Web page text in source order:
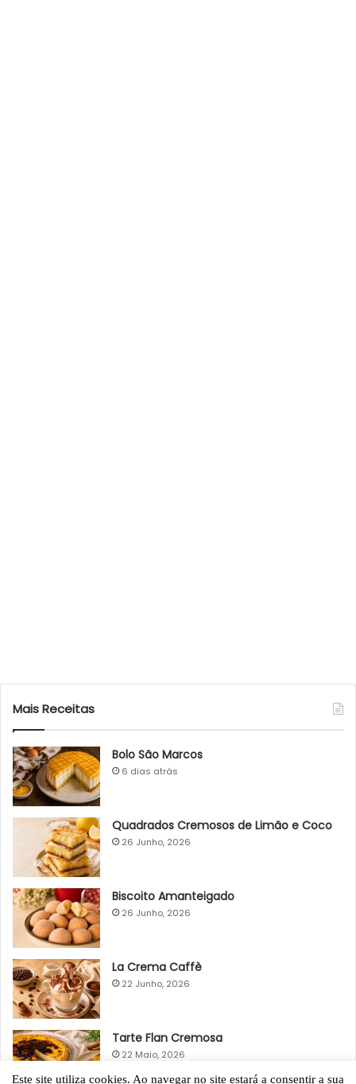
Mais Receitas
Bolo São Marcos
6 dias atrás
Quadrados Cremosos de Limão e Coco
26 Junho, 2026
Biscoito Amanteigado
26 Junho, 2026
La Crema Caffè
22 Junho, 2026
Tarte Flan Cremosa
22 Maio, 2026
Este site utiliza cookies. Ao navegar no site estará a consentir a sua